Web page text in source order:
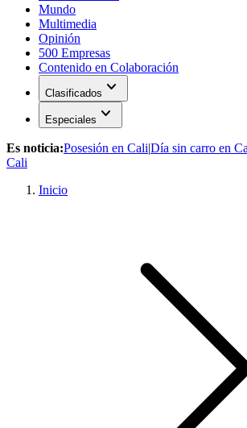
Mundo
Multimedia
Opinión
500 Empresas
Contenido en Colaboración
Clasificados expand_more
Especiales expand_more
Es noticia:Posesión en Cali|Día sin carro en
Cali
Inicio